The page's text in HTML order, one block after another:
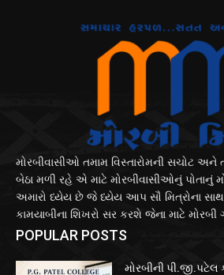
મોરબીવાસીઓ તમામ વિસ્તારોમની સચોટ અને
બેઠા મળી રહે એ માટે મોરબીવાસીઓનું પોતાનું
અમારો ધ્યેય છે જે ધ્યેય આપ સૌ મિત્રોના સાથ
કામયાબીના શિખરો સર કરશે જેના માટે
POPULAR POSTS
મોરબીની પી.જી.પટેલ